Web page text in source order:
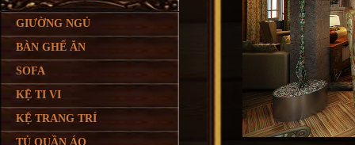
GIƯỜNG NGỦ
BÀN GHẾ ĂN
SOFA
KỆ TI VI
KỆ TRANG TRÍ
TỦ QUẦN ÁO